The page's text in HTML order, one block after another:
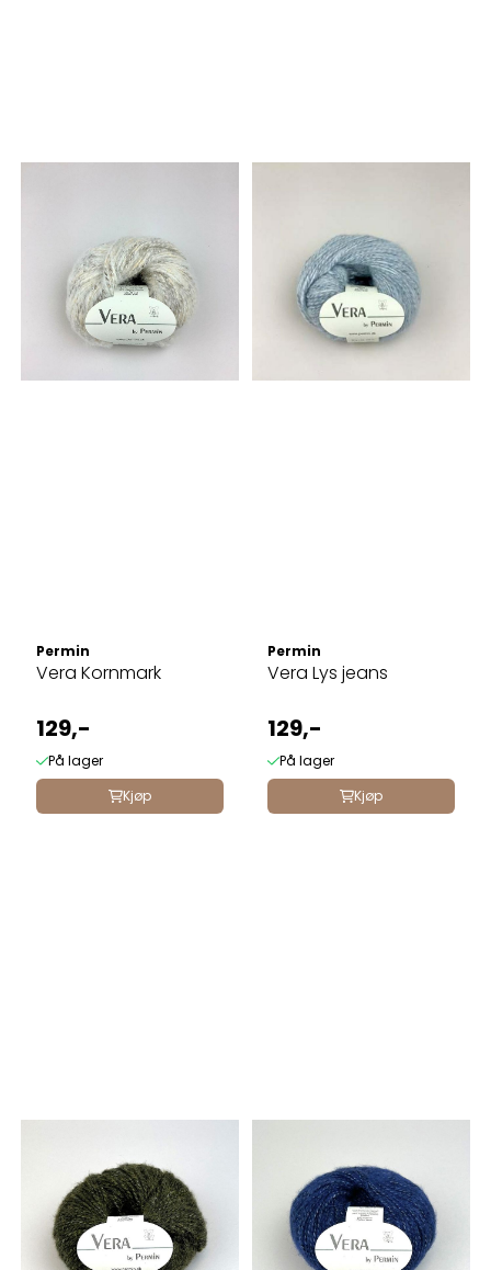
Permin
Vera Kornmark
129,-
På lager
Kjøp
Permin
Vera Lys jeans
129,-
På lager
Kjøp